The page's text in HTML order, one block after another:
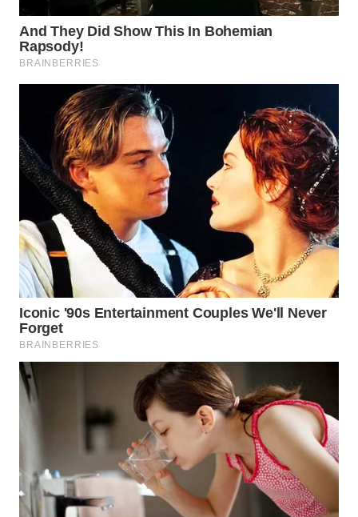
NEWS
WAHANA
TANI
WAHANA
ADVOKAT
WAHANA
INFRASTRUKTUR
WAHANA
KONSUMEN
WAHANA
LISTRIK
WAHANA
TRAVEL
WAHANANEWS
ID